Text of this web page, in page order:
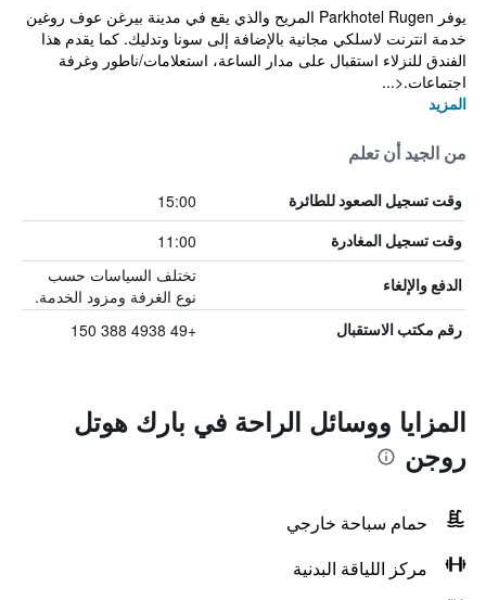
يوفر Parkhotel Rugen المريح والذي يقع في مدينة بيرغن عوف روغين
خدمة انترنت لاسلكي مجانية بالإضافة إلى سونا وتدليك. كما يقدم هذا
الفندق للنزلاء استقبال على مدار الساعة، استعلامات/ناطور وغرفة
اجتماعات.<...
المزيد
من الجيد أن تعلم
وقت تسجيل الصعود للطائرة 15:00
وقت تسجيل المغادرة 11:00
الدفع والإلغاء
تختلف السياسات حسب
نوع الغرفة ومزود الخدمة.
رقم مكتب الاستقبال +49 4938 388 150
المزايا ووسائل الراحة في بارك هوتل
روجن
حمام سباحة خارجي
مركز اللياقة البدنية